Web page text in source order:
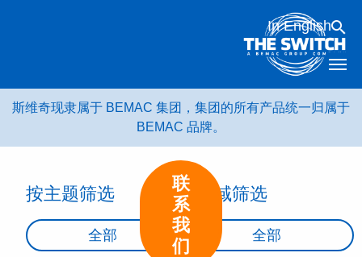
容
联
系
我
们
In English
斯维奇现隶属于 BEMAC 集团，集团的所有产品统一归属于
BEMAC 品牌。
按主题筛选
全部
按领域筛选
全部